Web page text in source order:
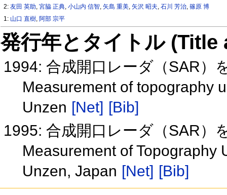
2:友田 英助,宮脇 正典,小山内 信智,矢島 重美,矢沢 昭夫,石川 芳治,篠原 博
1: 山口 直樹, 阿部 宗平
発行年とタイトル
1994: 合成開口レーダ（SAR）
Measurement of topography
Unzen [Net] [Bib]
1995: 合成開口レーダ（SAR）
Measurement of Topography
Unzen, Japan [Net] [Bib]